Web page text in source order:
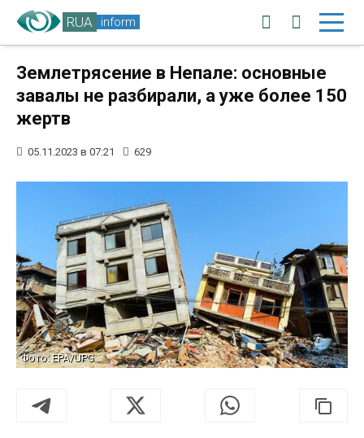
RUA inform
Землетрясение в Непале: основные
завалы не разбирали, а уже более 150
жертв
05.11.2023 в 07:21 629
Фото: EPA/UPG